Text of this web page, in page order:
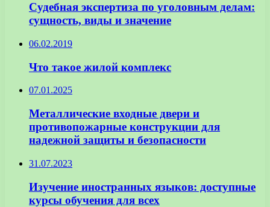
Судебная экспертиза по уголовным делам:
сущность, виды и значение
06.02.2019
Что такое жилой комплекс
07.01.2025
Металлические входные двери и
противопожарные конструкции для
надежной защиты и безопасности
31.07.2023
Изучение иностранных языков: доступные
курсы обучения для всех